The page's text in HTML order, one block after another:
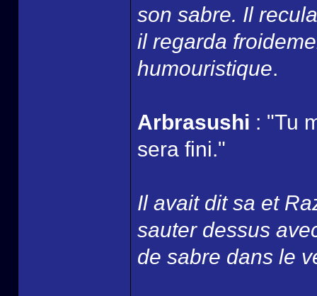
son sabre. Il
il regarda
humouristique.
Arbrasushi : "Tu
sera fini."
Il avait dit sa et
sauter dessus
de sabre dans le